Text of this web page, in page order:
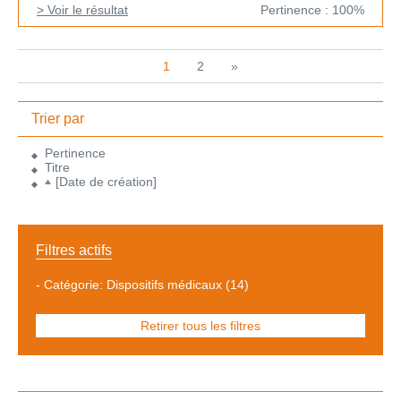
> Voir le résultat
Pertinence : 100%
1 2 »
Trier par
Pertinence
Titre
[Date de création]
Filtres actifs
- Catégorie: Dispositifs médicaux (14)
Retirer tous les filtres